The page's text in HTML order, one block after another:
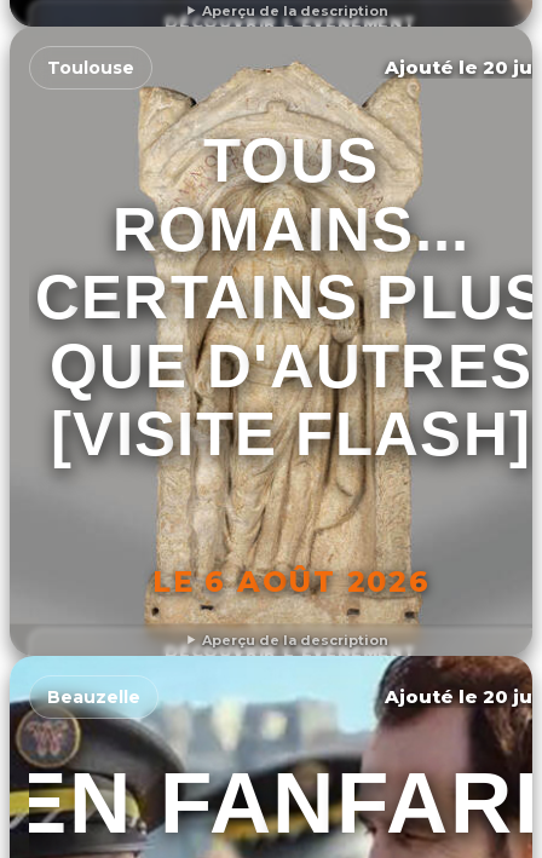
Aperçu de la description
DÉCOUVRIR L'ÉVÉNEMENT
Aperçu de la description
Toulouse Ajouté le 20
TOUS
ROMAINS...
CERTAINS
QUE D'AUTRES
[VISITE FLASH]
LE 6 AOÛT 2026
DÉCOUVRIR L'ÉVÉNEMENT
Beauzelle Ajouté le 20
EN